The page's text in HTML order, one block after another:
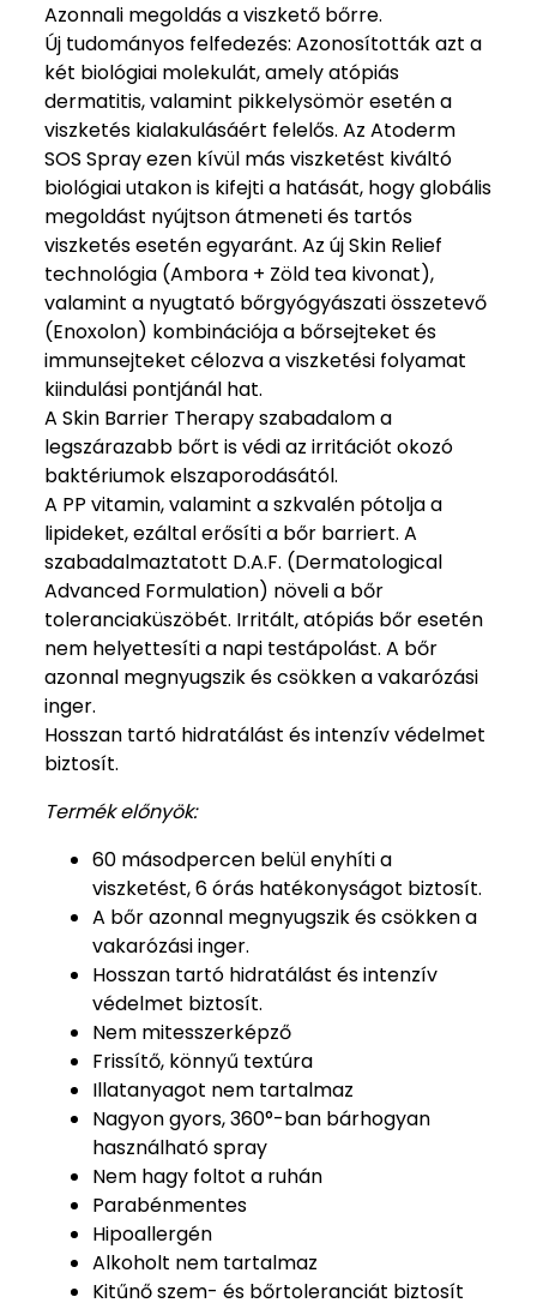
Azonnali megoldás a viszkető bőrre.
Új tudományos felfedezés: Azonosították azt a
két biológiai molekulát, amely atópiás
dermatitis, valamint pikkelysömör esetén a
viszketés kialakulásáért felelős. Az Atoderm
SOS Spray ezen kívül más viszketést kiváltó
biológiai utakon is kifejti a hatását, hogy globális
megoldást nyújtson átmeneti és tartós
viszketés esetén egyaránt. Az új Skin Relief
technológia (Ambora + Zöld tea kivonat),
valamint a nyugtató bőrgyógyászati összetevő
(Enoxolon) kombinációja a bőrsejteket és
immunsejteket célozva a viszketési folyamat
kiindulási pontjánál hat.
A Skin Barrier Therapy szabadalom a
legszárazabb bőrt is védi az irritációt okozó
baktériumok elszaporodásától.
A PP vitamin, valamint a szkvalén pótolja a
lipideket, ezáltal erősíti a bőr barriert. A
szabadalmaztatott D.A.F. (Dermatological
Advanced Formulation) növeli a bőr
toleranciaküszöbét. Irritált, atópiás bőr esetén
nem helyettesíti a napi testápolást. A bőr
azonnal megnyugszik és csökken a vakarózási
inger.
Hosszan tartó hidratálást és intenzív védelmet
biztosít.
Termék előnyök:
60 másodpercen belül enyhíti a
viszketést, 6 órás hatékonyságot biztosít.
A bőr azonnal megnyugszik és csökken a
vakarózási inger.
Hosszan tartó hidratálást és intenzív
védelmet biztosít.
Nem mitesszerképző
Frissítő, könnyű textúra
Illatanyagot nem tartalmaz
Nagyon gyors, 360°-ban bárhogyan
használható spray
Nem hagy foltot a ruhán
Parabénmentes
Hipoallergén
Alkoholt nem tartalmaz
Kitűnő szem- és bőrtoleranciát biztosít